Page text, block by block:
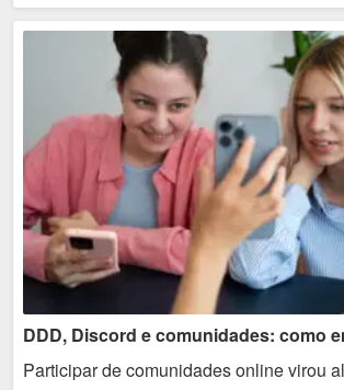
Participar de comunidades online virou